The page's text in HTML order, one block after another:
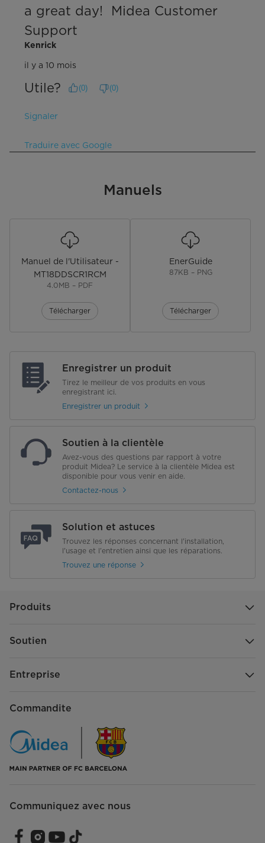
a great day!  Midea Customer
Support
Kenrick
il y a 10 mois
Utile? (0) (0)
Signaler
Traduire avec Google
Manuels
Manuel de l'Utilisateur -
MT18DDSCR1RCM
4.0MB – PDF
Télécharger
EnerGuide
87KB – PNG
Télécharger
Enregistrer un produit
Tirez le meilleur de vos produits en vous
enregistrant ici.
Enregistrer un produit
Soutien à la clientèle
Avez-vous des questions par rapport à votre
produit Midea? Le service à la clientèle Midea est
disponible pour vous venir en aide.
Contactez-nous
Solution et astuces
Trouvez les réponses concernant l'installation,
l'usage et l'entretien ainsi que les réparations.
Trouvez une réponse
Produits
Soutien
Entreprise
Commandite
Communiquez avec nous